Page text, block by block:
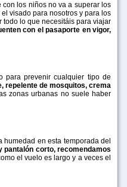
los niños no va a superar los
visado para nosotros y para los
lo que necesitáis para viajar
con el pasaporte en vigor,
para prevenir cualquier tipo de
repelente de mosquitos, crema
zonas urbanas no suele haber
en esta temporada del
pantalón corto, recomendamos
el vuelo es largo y a veces el